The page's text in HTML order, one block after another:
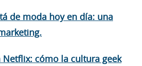
de moda hoy en día: una
Netflix: cómo la cultura geek